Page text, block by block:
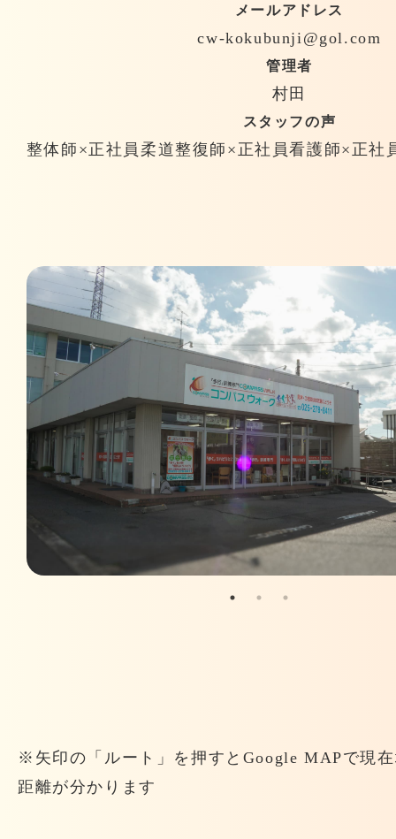
メールアドレス
cw-kokubunji@gol.com
管理者
村田
スタッフの声
整体師×正社員 柔道整復師×正社員看護師×正社
※矢印の「ルート」を押すとGoogle MAPで現
距離が分かります